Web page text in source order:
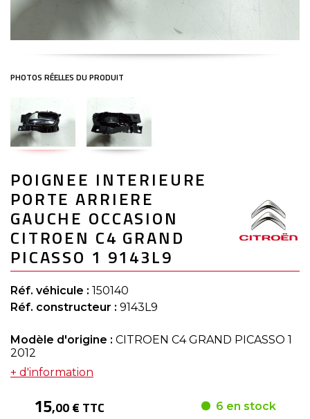
to
the
beginning
of
the
images
POIGNEE INTERIEURE
PORTE ARRIERE
GAUCHE OCCASION
CITROEN C4 GRAND
PICASSO 1 9143L9
Réf. véhicule : 150140
Réf. constructeur : 9143L9
Modèle d'origine : CITROEN C4 GRAND PICASSO 1
2012
+ d'information
15,00 € TTC 6 en stock